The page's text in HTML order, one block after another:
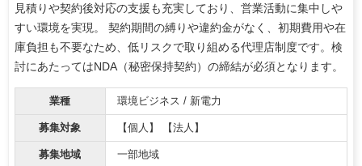
見積りや契約後対応の支援も充実しており、営業活動に集中しや
すい環境を実現。 契約期間の縛りや違約金がなく、初期費用や在
庫負担も不要なため、低リスクで取り組める代理店制度です。検
討にあたってはNDA（秘密保持契約）の締結が必須となります。
業種 環境ビジネス / 新電力
募集対象 【個人】 【法人】
募集地域 一部地域